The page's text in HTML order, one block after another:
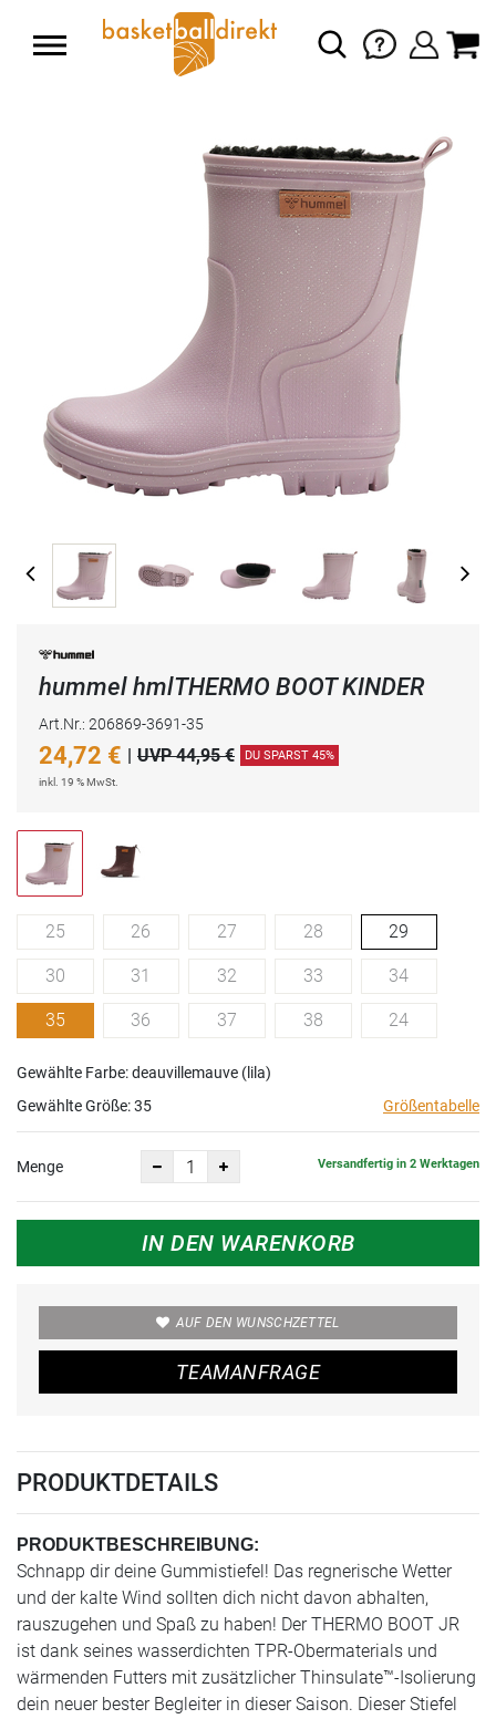
hummel hmlTHERMO BOOT KINDER
Art.Nr.: 206869-3691-35
24,72 € | UVP 44,95 € DU SPARST 45%
inkl. 19 % MwSt.
25 26 27 28 29
30 31 32 33 34
35 36 37 38 24
Gewählte Farbe: deauvillemauve (lila)
Gewählte Größe:35 Größentabelle
Menge Versandfertig in 2 Werktagen
IN DEN WARENKORB
AUF DEN WUNSCHZETTEL
TEAMANFRAGE
PRODUKTDETAILS
PRODUKTBESCHREIBUNG:
Schnapp dir deine Gummistiefel! Das regnerische Wetter
und der kalte Wind sollten dich nicht davon abhalten,
rauszugehen und Spaß zu haben! Der THERMO BOOT JR
ist dank seines wasserdichten TPR-Obermaterials und
wärmenden Futters mit zusätzlicher Thinsulate™-Isolierung
dein neuer bester Begleiter in dieser Saison. Dieser Stiefel